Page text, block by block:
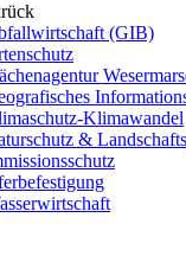
(GIB)
Klimawandel
&